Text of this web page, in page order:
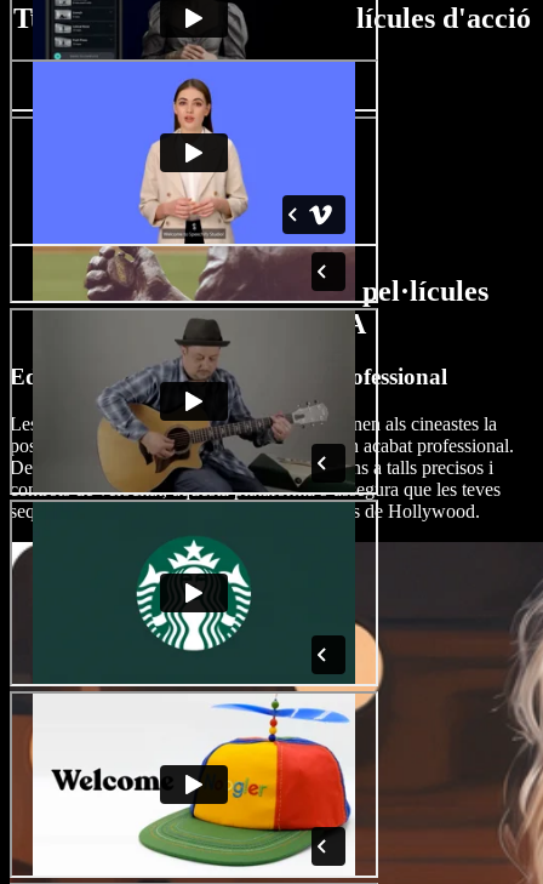
Tutorial del creador de pel·lícules d'acció
Funcions del creador de pel·lícules
d'acció amb IA
Edita pel·lícules d’acció com un professional
Les funcions amb IA de Speechify Studio donen als cineastes la
possibilitat d’editar pel·lícules d’acció amb un acabat professional.
Des de transicions suaus i efectes especials fins a talls precisos i
controls de velocitat, aquesta plataforma s’assegura que les teves
seqüències d’acció quedin tan polides com les de Hollywood.